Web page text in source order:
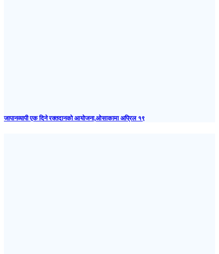
जापानव्यापी एक दिने रक्तदानको आयोजना,ओसाकामा अप्रिल १९